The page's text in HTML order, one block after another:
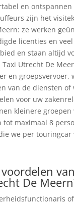
en ontspannen
zijn het
ze werken
licenties en
en staan altijd
Utrecht De
en groepsvervoer,
van de diensten of
voor uw
kleinere groepen
tot maximaal 8
we per touringcar
De